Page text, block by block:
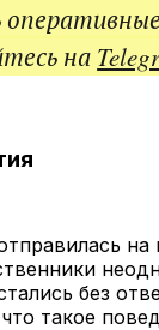
на
на
без
такое